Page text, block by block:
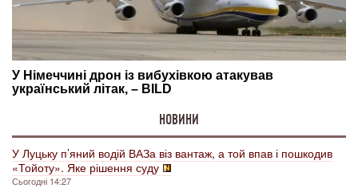
НОВИНИ
У Луцьку п’яний водій ВАЗа віз вантаж, а той впав і пошкодив
«Тойоту». Яке рішення суду
Сьогодні 14:27